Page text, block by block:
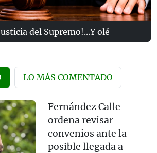
del Supremo!...Y olé
LO MÁS COMENTADO
Fernández Calle
ordena revisar
convenios ante la
posible llegada a